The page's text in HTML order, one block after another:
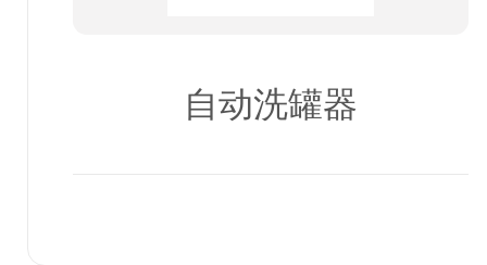
自动洗罐器